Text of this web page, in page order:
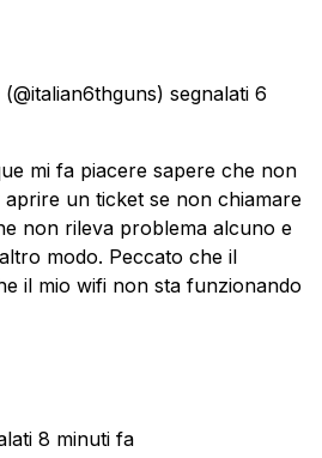
(@italian6thguns) segnalati 6
mi fa piacere sapere che non
un ticket se non chiamare
non rileva problema alcuno e
modo. Peccato che il
il mio wifi non sta funzionando
8 minuti fa